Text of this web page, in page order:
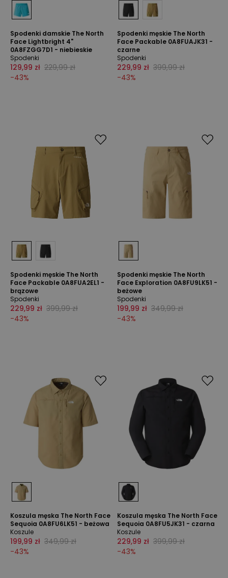
Spodenki damskie The North
Face Lightbright 4"
0A8FZGG7D1 - niebieskie
Spodenki
129,99 zł 229,99 zł
-43%
Spodenki męskie The North
Face Packable 0A8FUAJK31 -
czarne
Spodenki
229,99 zł 399,99 zł
-43%
Spodenki męskie The North
Face Packable 0A8FUA2EL1 -
brązowe
Spodenki
229,99 zł 399,99 zł
-43%
Spodenki męskie The North
Face Exploration 0A8FU9LK51 -
beżowe
Spodenki
199,99 zł 349,99 zł
-43%
Koszula męska The North Face
Sequoia 0A8FU6LK51 - beżowa
Koszule
199,99 zł 349,99 zł
-43%
Koszula męska The North Face
Sequoia 0A8FU5JK31 - czarna
Koszule
229,99 zł 399,99 zł
-43%